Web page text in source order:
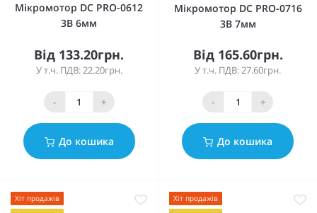
Мікромотор DC PRO-0612
3В 6мм
Від 133.20грн.
У т.ч. ПДВ: 22.20грн.
- +
До кошика
Мікромотор DC PRO-0716
3В 7мм
Від 165.60грн.
У т.ч. ПДВ: 27.60грн.
- +
До кошика
Хіт продажів
Хіт продажів